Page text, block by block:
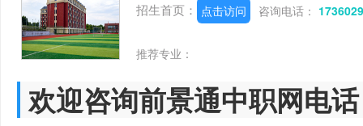
招生首页： 点击访问 咨询电话：
推荐专业：
欢迎咨询前景通中职网电